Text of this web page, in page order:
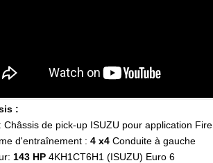
:
Châssis de pick-up ISUZU pour application Fire
d'entraînement :4x4Conduite à gauche
143 HP4KH1CT6H1 (ISUZU) Euro 6